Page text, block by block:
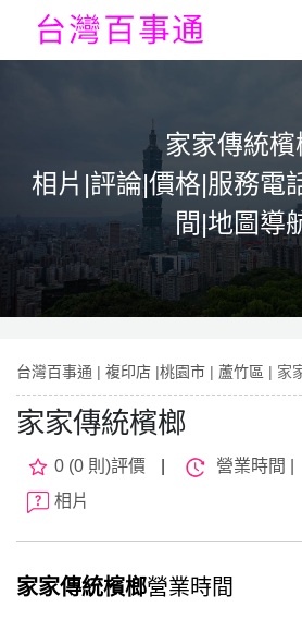
家家傳統檳
相片|評論|價格|服務電
間|地圖導
台灣百事通 | 複印店 |桃園市 | 蘆竹區 | 家
家家傳統檳榔
0 (0 則)評價 營業時間 |
相片
家家傳統檳榔營業時間